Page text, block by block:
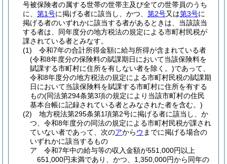
号被保険者の属する世帯の世帯主及び全ての世帯員のうち
に、 第1号に掲げる者に該当し、かつ、 第2号又は第3号に
掲げる者のいずれかに該当する者があるときは、当該該当
する者は、同年度分の地方税法の規定による市町村民税が
課されている者とみなす。
(1)
令和7年の合計所得金額に給与所得が含まれている者
(令和8年度分の保険料の賦課期日において当該保険料を
賦課する市町村に住所を有しない者を除く。)であって、
令和8年度分の地方税法の規定による市町村民税の賦課期
日において当該保険料を賦課する市町村に住所を有する
もの(同法第294条第3項の規定により当該市町村の住民
基本台帳に記録されている者とみなされた者を含む。)
(2)
地方税法第295条第1項第2号に掲げる者に該当し、か
つ、令和8年度分の同法の規定による市町村民税が課され
ていない者であって、次のアからウ までに掲げる場合の
いずれかに該当するもの
ア
令和7年中の給与等の収入金額が551,000円以上
651,000円未満であり、かつ、1,350,000円から同年の